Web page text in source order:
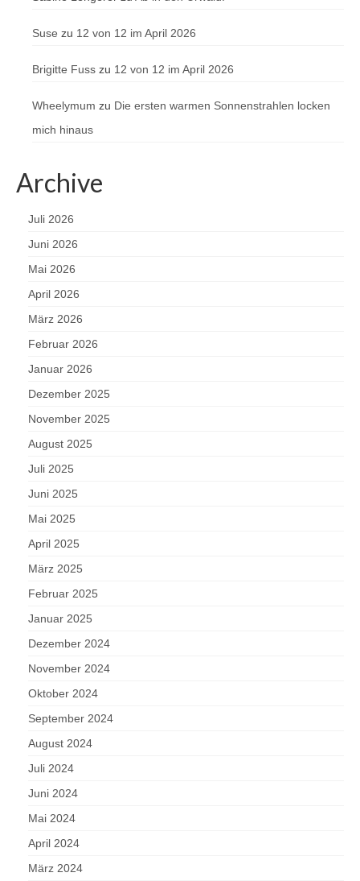
Suse zu 12 von 12 im April 2026
Brigitte Fuss zu 12 von 12 im April 2026
Wheelymum zu Die ersten warmen Sonnenstrahlen locken
mich hinaus
Archive
Juli 2026
Juni 2026
Mai 2026
April 2026
März 2026
Februar 2026
Januar 2026
Dezember 2025
November 2025
August 2025
Juli 2025
Juni 2025
Mai 2025
April 2025
März 2025
Februar 2025
Januar 2025
Dezember 2024
November 2024
Oktober 2024
September 2024
August 2024
Juli 2024
Juni 2024
Mai 2024
April 2024
März 2024